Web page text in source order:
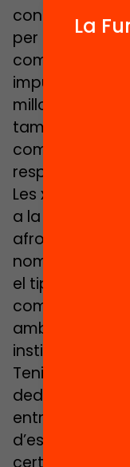
coneixement i
per donar
complexes,
impulsar
millores
també es
compartició
resposta a
Les xarxes
a la seva
afronten o els
nombre i tipus
el tipus
comparteixen,
amb l’entorn i
institucional
Tenint en
dediquen a
entre els
d’estar en
certesa si
La